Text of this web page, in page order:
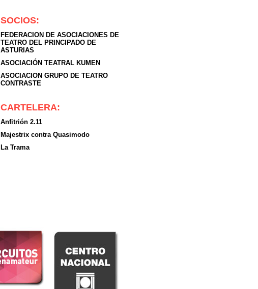
SOCIOS:
FEDERACION DE ASOCIACIONES DE
TEATRO DEL PRINCIPADO DE
ASTURIAS
ASOCIACIÓN TEATRAL KUMEN
ASOCIACION GRUPO DE TEATRO
CONTRASTE
CARTELERA:
Anfitrión 2.11
Majestrix contra Quasimodo
La Trama